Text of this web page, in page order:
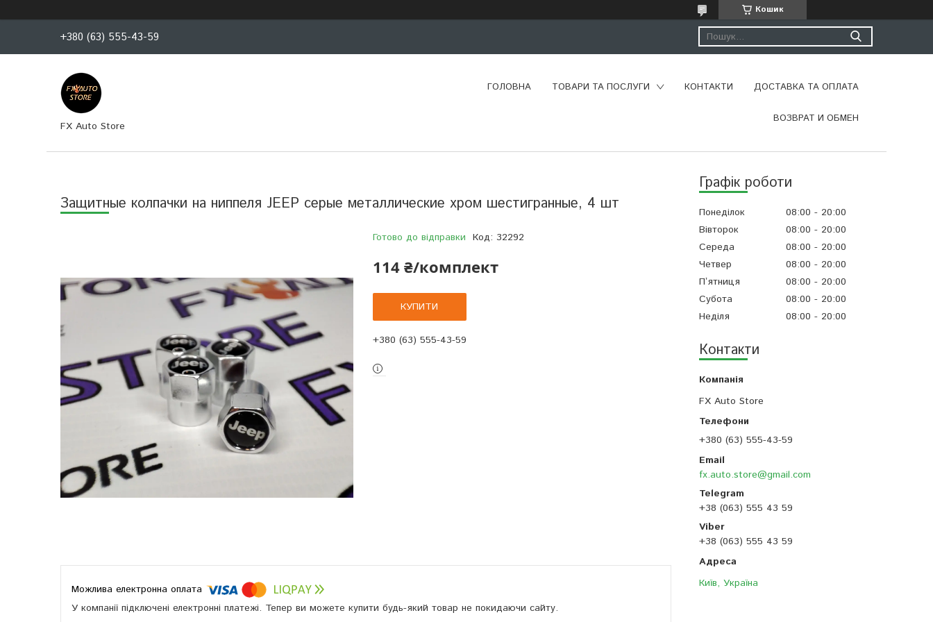
Кошик
+380 (63) 555-43-59
FX Auto Store
ГОЛОВНА ТОВАРИ ТА ПОСЛУГИ КОНТАКТИ ДОСТАВКА ТА ОПЛАТА
ВОЗВРАТ И ОБМЕН
Графік роботи
Понеділок 08:00
20:00
Вівторок
08:00
20:00
Середа
08:00
20:00
Четвер
08:00
20:00
Пʼятниця
08:00
20:00
Субота
08:00
20:00
Неділя
08:00 20:00
Контакти
FX Auto Store
+380 (63) 555-43-59
fx.auto.store@gmail.com
+38 (063) 555 43 59
+38 (063) 555 43 59
Київ, Україна
Защитные колпачки на ниппеля JEEP серые металлические хром шестигранные, 4 шт
Готово до відправки Код: 32292
114 ₴/комплект
КУПИТИ
+380 (63) 555-43-59
У компанії підключені електронні платежі. Тепер ви можете купити будь-який товар не покидаючи сайту.